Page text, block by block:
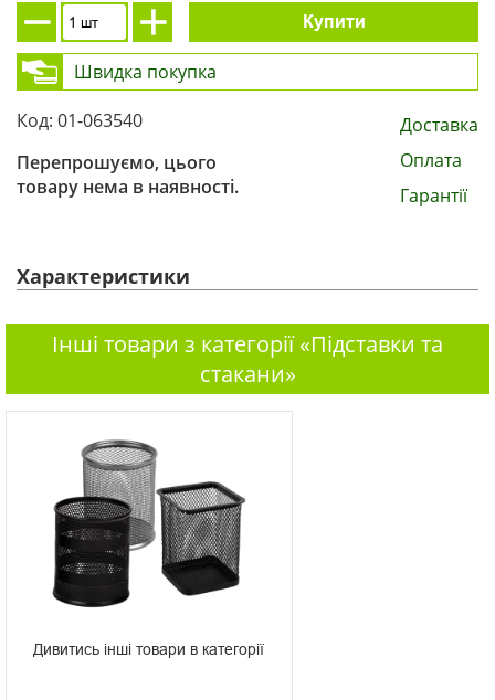
Купити
Швидка покупка
Код: 01-063540
Перепрошуємо, цього
товару нема в наявності.
Доставка
Оплата
Гарантії
Характеристики
Інші товари з категорії «Підставки та
стакани»
Дивитись інші товари в категорії